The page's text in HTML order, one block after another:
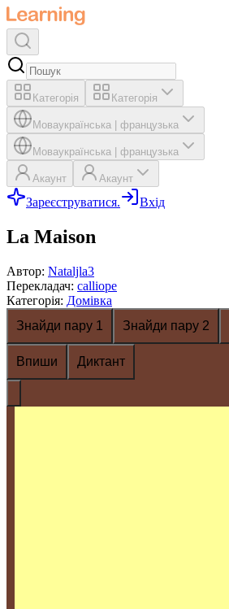
Категорія Категорія
Моваукраїнська французька
Моваукраїнська французька
Акаунт Акаунт
Зареєструватися. Вхід
La Maison
Автор: Nataljla3
Перекладач: calliope
Категорія: Домівка
Знайди пару 1
Знайди пару 2
Впиши Диктант